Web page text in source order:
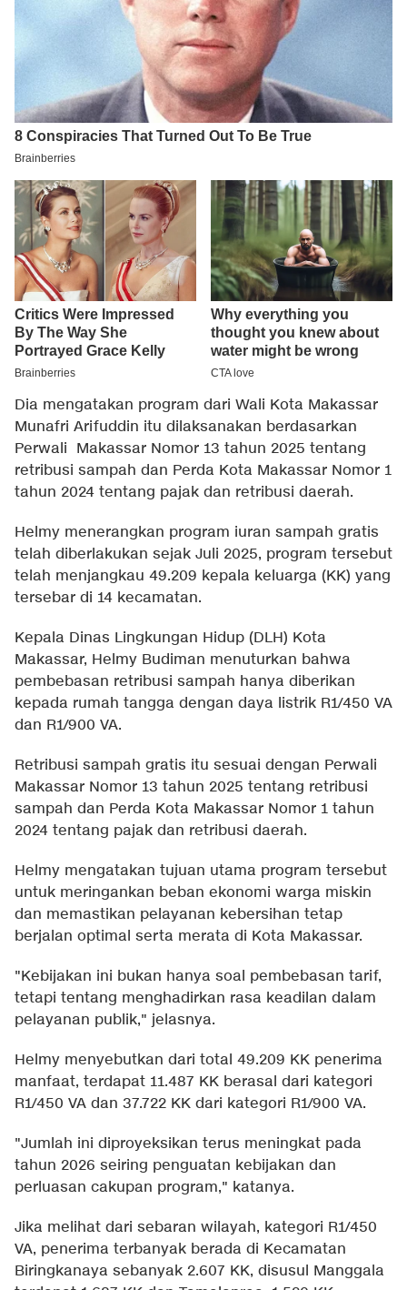
Dia mengatakan program dari Wali Kota Makassar
Munafri Arifuddin itu dilaksanakan berdasarkan
Perwali Makassar Nomor 13 tahun 2025 tentang
retribusi sampah dan Perda Kota Makassar Nomor 1
tahun 2024 tentang pajak dan retribusi daerah.
Helmy menerangkan program iuran sampah gratis
telah diberlakukan sejak Juli 2025, program tersebut
telah menjangkau 49.209 kepala keluarga (KK) yang
tersebar di 14 kecamatan.
Kepala Dinas Lingkungan Hidup (DLH) Kota
Makassar, Helmy Budiman menuturkan bahwa
pembebasan retribusi sampah hanya diberikan
kepada rumah tangga dengan daya listrik R1/450 VA
dan R1/900 VA.
Retribusi sampah gratis itu sesuai dengan Perwali
Makassar Nomor 13 tahun 2025 tentang retribusi
sampah dan Perda Kota Makassar Nomor 1 tahun
2024 tentang pajak dan retribusi daerah.
Helmy mengatakan tujuan utama program tersebut
untuk meringankan beban ekonomi warga miskin
dan memastikan pelayanan kebersihan tetap
berjalan optimal serta merata di Kota Makassar.
"Kebijakan ini bukan hanya soal pembebasan tarif,
tetapi tentang menghadirkan rasa keadilan dalam
pelayanan publik," jelasnya.
Helmy menyebutkan dari total 49.209 KK penerima
manfaat, terdapat 11.487 KK berasal dari kategori
R1/450 VA dan 37.722 KK dari kategori R1/900 VA.
"Jumlah ini diproyeksikan terus meningkat pada
tahun 2026 seiring penguatan kebijakan dan
perluasan cakupan program," katanya.
Jika melihat dari sebaran wilayah, kategori R1/450
VA, penerima terbanyak berada di Kecamatan
Biringkanaya sebanyak 2.607 KK, disusul Manggala